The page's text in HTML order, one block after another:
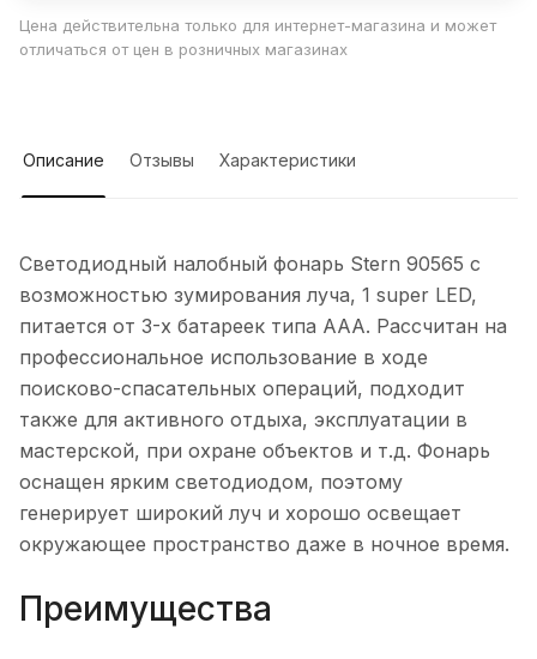
Цена действительна только для интернет-магазина и может
отличаться от цен в розничных магазинах
Описание Отзывы Характеристики
Светодиодный налобный фонарь Stern 90565 с
возможностью зумирования луча, 1 super LED,
питается от 3-х батареек типа ААА. Рассчитан на
профессиональное использование в ходе
поисково-спасательных операций, подходит
также для активного отдыха, эксплуатации в
мастерской, при охране объектов и т.д. Фонарь
оснащен ярким светодиодом, поэтому
генерирует широкий луч и хорошо освещает
окружающее пространство даже в ночное время.
Преимущества